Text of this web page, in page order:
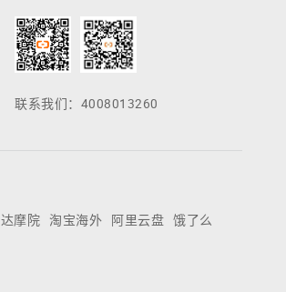
联系我们：4008013260
达摩院 淘宝海外 阿里云盘 饿了么